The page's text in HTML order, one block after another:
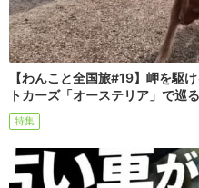
【わんこと全国旅#19】岬を駆
トカーズ「オーステリア」で巡
特集